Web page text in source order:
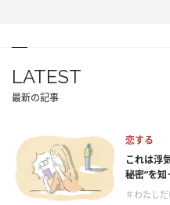
LATEST
最新の記事
恋する
これは浮
秘密”を知
＃わたし